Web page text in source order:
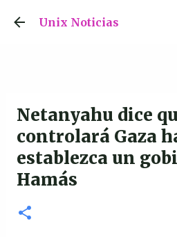
Ir al contenido
Unix Noticias
Netanyahu dice
controlará Gaza
establezca un
Hamás